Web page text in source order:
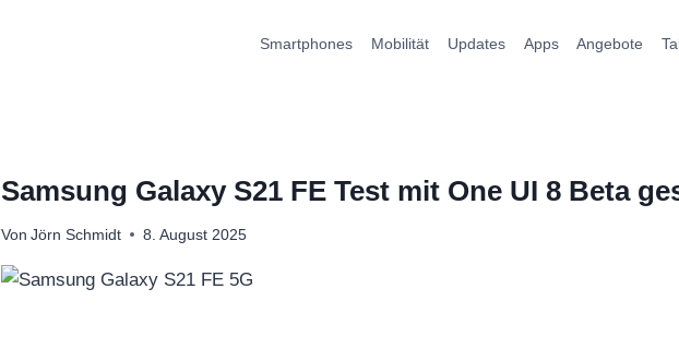
Smartphones Mobilität Updates Apps Angebote
Samsung Galaxy S21 FE Test mit One UI 8 Beta
Von Jörn Schmidt 8. August 2025